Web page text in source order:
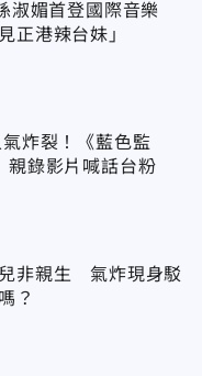
淑媚首登國際音樂
正港辣台妹」
炸裂！《藍色監
錄影片喊話台粉
非親生 氣炸現身駁
？